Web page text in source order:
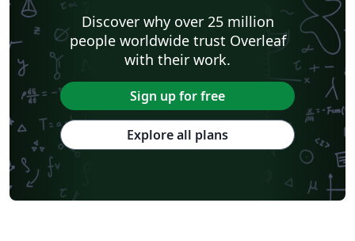
Discover why over 25 million
people worldwide trust Overleaf
with their work.
Sign up for free
Explore all plans